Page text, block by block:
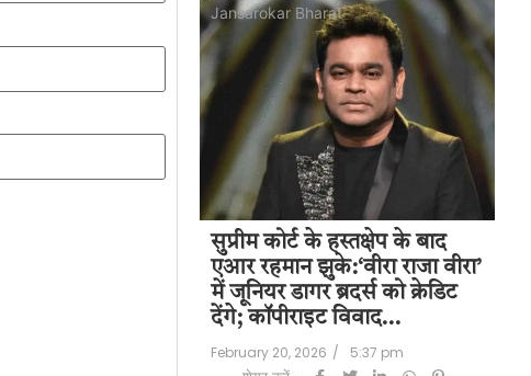
Jansarokar Bharat
सुप्रीम कोर्ट के हस्तक्षेप के बाद
एआर रहमान झुके:‘वीरा राजा वीरा’
में जूनियर डागर ब्रदर्स को क्रेडिट
देंगे; कॉपीराइट विवाद…
February 20, 2026 /
5:37 pm